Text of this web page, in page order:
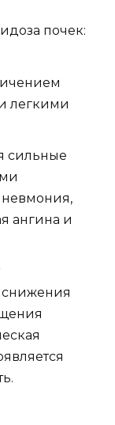
почек:
легкими
сильные
ангина и
снижения